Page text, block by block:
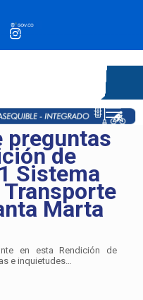
preguntas
de
Sistema
Marta
en esta Rendición de
e inquietudes…